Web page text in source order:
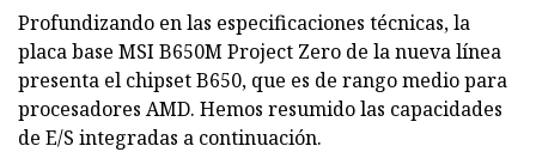
Profundizando en las especificaciones técnicas, la
placa base MSI B650M Project Zero de la nueva línea
presenta el chipset B650, que es de rango medio para
procesadores AMD. Hemos resumido las capacidades
de E/S integradas a continuación.